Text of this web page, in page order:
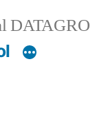
DATAGRO